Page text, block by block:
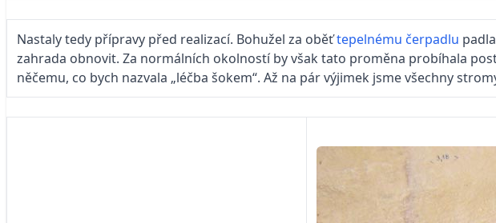
Nastaly tedy přípravy před realizací. Bohužel za oběťtepelnému čerpadlu
zahrada obnovit. Za normálních okolností by však tato proměna probíhala
něčemu, co bych nazvala „léčba šokem“. Až na pár výjimek jsme všechny